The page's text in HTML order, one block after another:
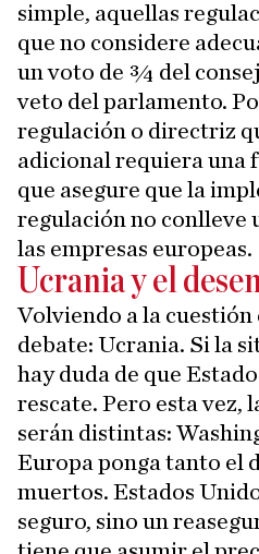
simple, aquellas
que no considere
un voto de ¾ del
veto del parlamento.
regulación o directriz
adicional requiera una
que asegure que la
regulación no conlleve
las empresas europeas.
Ucrania y el
Volviendo a la cuestión
debate: Ucrania. Si la
hay duda de que
rescate. Pero esta vez,
serán distintas:
Europa ponga tanto el
muertos. Estados
seguro, sino un